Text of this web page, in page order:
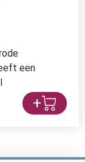
een
+